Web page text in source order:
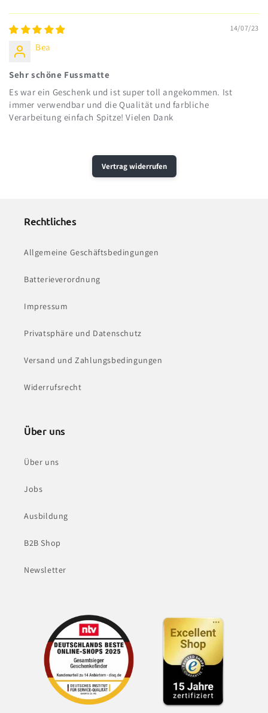
14/07/23
Bea
Sehr schöne Fussmatte
Es war ein Geschenk und ist super toll angekommen. Ist
immer verwendbar und die Qualität und farbliche
Verarbeitung einfach Spitze! Vielen Dank
Vertrag widerrufen
Rechtliches
Allgemeine Geschäftsbedingungen
Batterieverordnung
Impressum
Privatsphäre und Datenschutz
Versand und Zahlungsbedingungen
Widerrufsrecht
Über uns
Über uns
Jobs
Ausbildung
B2B Shop
Newsletter